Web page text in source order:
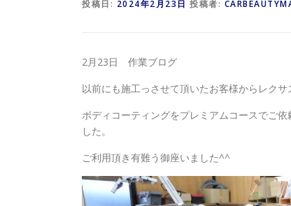
投稿日: 2024年2月23日 投稿者:
2月23日 作業ブログ
以前にも施工っさせて頂いたお客様からレク
ボディコーティングをプレミアムコースでご
した。
ご利用頂き有難う御座いました^^